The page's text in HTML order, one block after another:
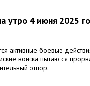
утро 4 июня 2025
активные боевые
войска пытаются
отпор.